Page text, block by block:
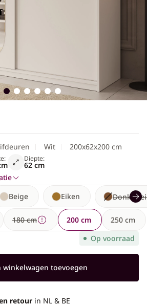
Wit 200x62x200 cm
Diepte:
62 cm
Beige Eiken Donker
180 cm 200 cm 250 cm
Op voorraad
winkelwagen toevoegen
retour in NL & BE